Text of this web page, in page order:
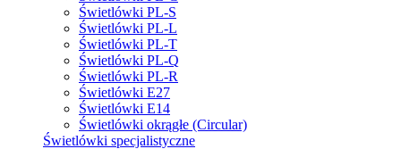
Świetlówki PL-S
Świetlówki PL-L
Świetlówki PL-T
Świetlówki PL-Q
Świetlówki PL-R
Świetlówki E27
Świetlówki E14
Świetlówki okrągłe (Circular)
Świetlówki specjalistyczne